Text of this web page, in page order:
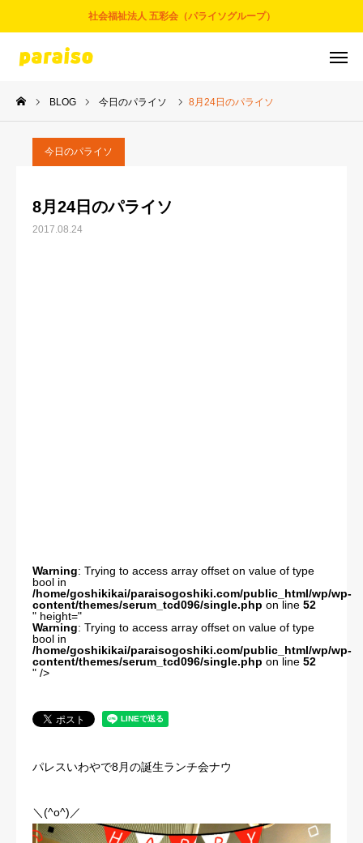
社会福祉法人 五彩会（パライソグループ）
BLOG 今日のパライソ 8月24日のパライソ
今日のパライソ
8月24日のパライソ
2017.08.24
Warning: Trying to access array offset on value of type
bool in
/home/goshikikai/paraisogoshiki.com/public_html/wp/wp-
content/themes/serum_tcd096/single.php on line 52
" height="
Warning: Trying to access array offset on value of type
bool in
/home/goshikikai/paraisogoshiki.com/public_html/wp/wp-
content/themes/serum_tcd096/single.php on line 52
" />
パレスいわやで8月の誕生ランチ会ナウ
＼(^o^)／
お問合せ サービスについて
アクセス
事業とサービス